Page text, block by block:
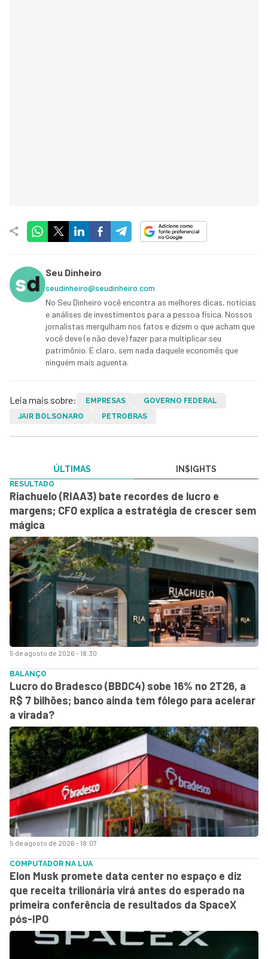
Seu Dinheiro
seudinheiro@seudinheiro.com
No Seu Dinheiro você encontra as melhores dicas, notícias
e análises de investimentos para a pessoa física. Nossos
jornalistas mergulham nos fatos e dizem o que acham que
você deve (e não deve) fazer para multiplicar seu
patrimônio. E claro, sem nada daquele economês que
ninguém mais aguenta.
Leia mais sobre: EMPRESAS
GOVERNO FEDERAL
JAIR BOLSONARO
PETROBRAS
ÚLTIMAS IN$IGHTS
5 de agosto de 2026 - 18:30
RESULTADO
Riachuelo (RIAA3) bate recordes de lucro e
margens; CFO explica a estratégia de crescer sem
mágica
5 de agosto de 2026 - 18:07
BALANÇO
Lucro do Bradesco (BBDC4) sobe 16% no 2T26, a
R$ 7 bilhões; banco ainda tem fôlego para acelerar
a virada?
COMPUTADOR NA LUA
Elon Musk promete data center no espaço e diz
que receita trilionária virá antes do esperado na
primeira conferência de resultados da SpaceX
pós-IPO